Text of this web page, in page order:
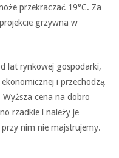
przekraczać 19°C. Za
grzywna w
lat rynkowej gospodarki,
i przechodzą
cena na dobro
rzadkie i należy je
nim nie majstrujemy.